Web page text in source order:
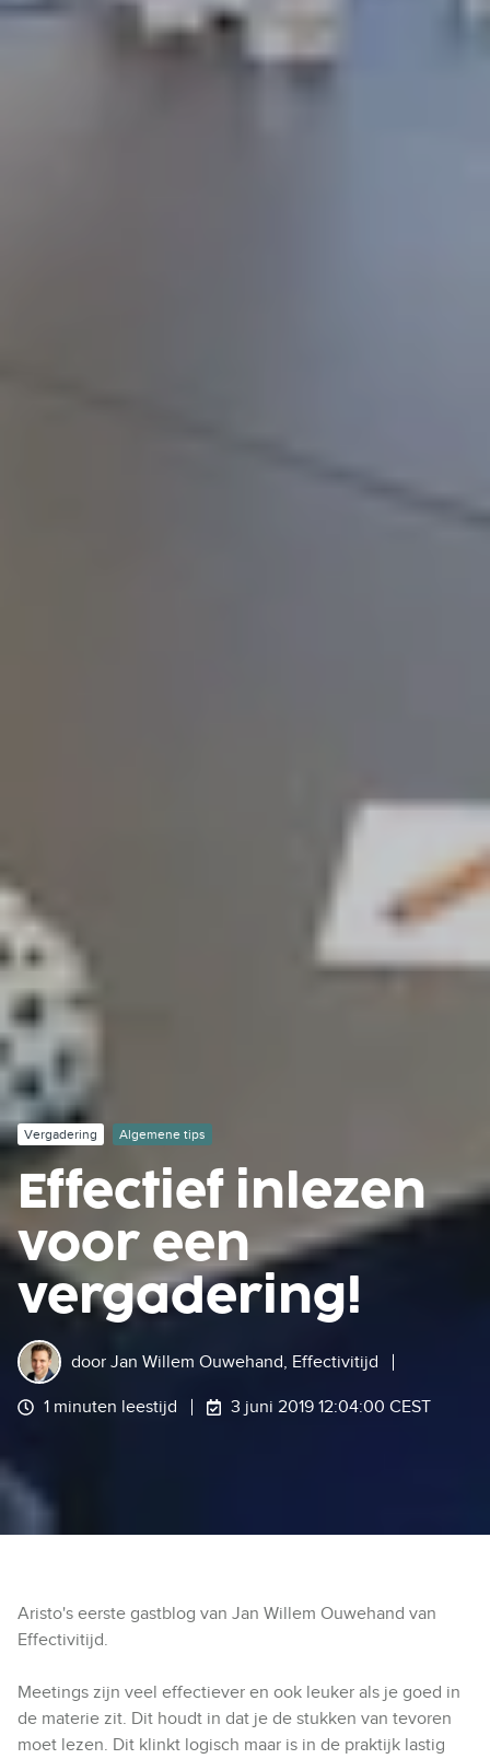
Vergadering Algemene tips
Effectief inlezen
voor een
vergadering!
door Jan Willem Ouwehand, Effectivitijd
1 minuten leestijd 3 juni 2019 12:04:00 CEST
Aristo's eerste gastblog van Jan Willem Ouwehand van
Effectivitijd.
Meetings zijn veel effectiever en ook leuker als je goed in
de materie zit. Dit houdt in dat je de stukken van tevoren
moet lezen. Dit klinkt logisch maar is in de praktijk lastig